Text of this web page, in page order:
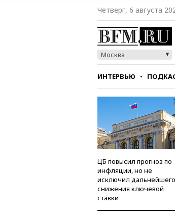
Четверг, 6 августа
Москва
ИНТЕРВЬЮ
СТИЛЬ ТЕСТЫ
ЦБ повысил прогноз по
инфляции, но не
исключил дальнейшего
снижения ключевой
ставки